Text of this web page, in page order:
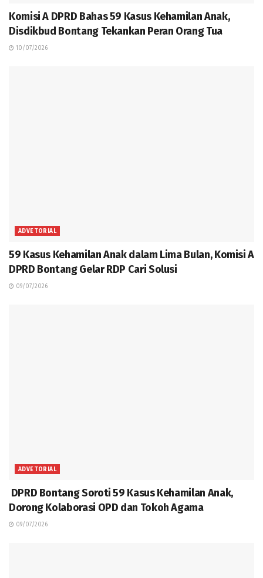
Komisi A DPRD Bahas 59 Kasus Kehamilan Anak,
Disdikbud Bontang Tekankan Peran Orang Tua
10/07/2026
ADVETORIAL
59 Kasus Kehamilan Anak dalam Lima Bulan, Komisi A
DPRD Bontang Gelar RDP Cari Solusi
09/07/2026
ADVETORIAL
DPRD Bontang Soroti 59 Kasus Kehamilan Anak,
Dorong Kolaborasi OPD dan Tokoh Agama
09/07/2026